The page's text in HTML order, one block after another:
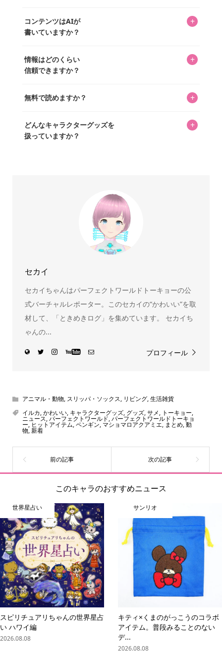
があり、そこからジャンプできます。
ています。記事内の99%を超えるほぼすべての写真も、1枚
ずつ心を込めて自分たちで撮影したものです。さらに、10
ッズを収集し、月に1,000点の新商品を選定・購入する編集
長KOSが全記事を監修しています。
コンテンツはAIが
書いていますか？
+
書いています。AIは使用していません。編集長KOSが最終確
認を行い、手動で更新しています。
情報はどのくらい
信頼できますか？
+
いをお届けすることは保証します。なお、記事内に価格は
め、正確な情報をお伝えできないからです。
無料で読めますか？ +
どんなキャラクターグッズを
扱っていますか？
+
ーをいち早く皆さんにお届けすることも、私たちの使命の
セカイ
セカイちゃんはパーフェクトワールドトーキョーの公
式バーチャルレポーター。このセカイの“かわいい”を取
材して、「ときめきログ」を集めています。 セカイち
ゃんの...
プロフィール
アニマル・動物, スリッパ・ソックス, リビング,生活雑貨
イルカ,かわいい, キャラクターグッズ, グッズ,サメ, トーキョー,
ニュース,パーフェクトワールド,パーフェクトワールドトーキョ
ー, ヒットアイテム,ペンギン, マショマロアクアミエ, まとめ,動
物,新着
このキャラのおすすめニュース
世界星占い
スピリチュアリちゃんの世界星占
い ハワイ編
2026.08.08
サンリオ
キティ×くまのがっこうのコラボ
アイテム。普段みることのない
デ...
2026.08.08